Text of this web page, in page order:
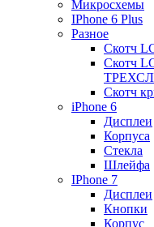
Микросхемы
IPhone 6 Plus
Разное
Скотч
Скотч
Скотч
iPhone 6
Дисплеи
Корпуса
Стекла
Шлейфа
IPhone 7
Дисплеи
Кнопки
Корпус